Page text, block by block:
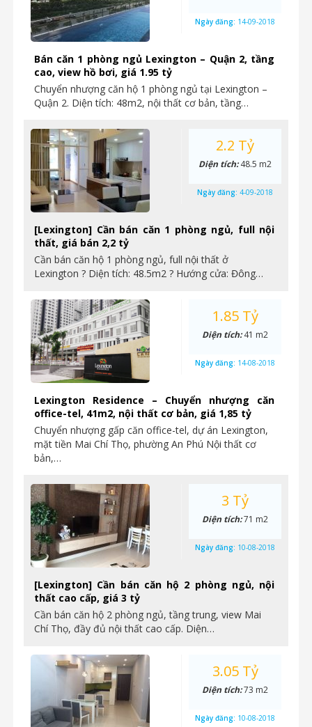
Bán căn 1 phòng ngủ Lexington – Quận 2, tầng
cao, view hồ bơi, giá 1.95 tỷ
Chuyển nhượng căn hộ 1 phòng ngủ tại Lexington –
Quận 2. Diện tích: 48m2, nội thất cơ bản, tầng…
Ngày đăng: 14-09-2018
[Lexington] Cần bán căn 1 phòng ngủ, full nội
thất, giá bán 2,2 tỷ
Cần bán căn hộ 1 phòng ngủ, full nội thất ở
Lexington ? Diện tích: 48.5m2 ? Hướng cửa: Đông…
2.2 Tỷ
Diện tích:48.5 m2
Ngày đăng: 4-09-2018
Lexington Residence – Chuyển nhượng căn
office-tel, 41m2, nội thất cơ bản, giá 1,85 tỷ
Chuyển nhượng gấp căn office-tel, dự án Lexington,
mặt tiền Mai Chí Thọ, phường An Phú Nội thất cơ
bản,…
1.85 Tỷ
Diện tích:41 m2
Ngày đăng: 14-08-2018
[Lexington] Cần bán căn hộ 2 phòng ngủ, nội
thất cao cấp, giá 3 tỷ
Cần bán căn hộ 2 phòng ngủ, tầng trung, view Mai
Chí Thọ, đầy đủ nội thất cao cấp. Diện…
3 Tỷ
Diện tích:71 m2
Ngày đăng: 10-08-2018
3.05 Tỷ
Diện tích:73 m2
Ngày đăng: 10-08-2018